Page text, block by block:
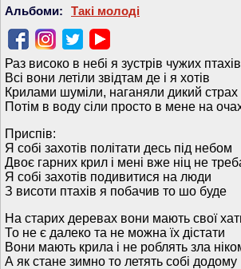
Альбоми:
Такі молоді
Раз високо в небі я зустрів чужих птахів
Всі вони летіли звідтам де і я хотів
Крилами шуміли, наганяли дикий страх
Потім в воду сіли просто в мене на
Приспів:
Я собі захотів політати десь під небом
Двоє гарних крил і мені вже ніц не
Я собі захотів подивитися на люди
З висоти птахів я побачив то шо буде
На старих деревах вони мають свої
То не є далеко та не можна їх дістати
Вони мають крила і не роблять зла
А як стане зимно то летять собі додому